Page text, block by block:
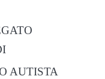
AUTISTA